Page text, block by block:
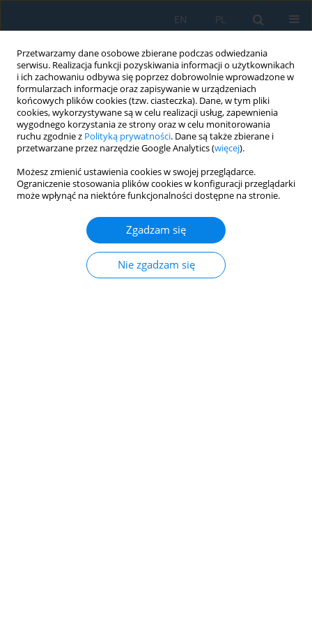
Przetwarzamy dane osobowe zbierane podczas odwiedzania
serwisu. Realizacja funkcji pozyskiwania informacji o użytkownikach
i ich zachowaniu odbywa się poprzez dobrowolnie wprowadzone w
formularzach informacje oraz zapisywanie w urządzeniach
końcowych plików cookies (tzw. ciasteczka). Dane, w tym pliki
cookies, wykorzystywane są w celu realizacji usług, zapewnienia
wygodnego korzystania ze strony oraz w celu monitorowania
ruchu zgodnie z Polityką prywatności. Dane są także zbierane i
przetwarzane przez narzędzie Google Analytics (więcej).
Możesz zmienić ustawienia cookies w swojej przeglądarce.
Ograniczenie stosowania plików cookies w konfiguracji przeglądarki
może wpłynąć na niektóre funkcjonalności dostępne na stronie.
Zgadzam się
Nie zgadzam się
PL
EN
AutorMiroslav Nagy
Design and verification of the methodology for
determining the hybrid drive architecture for
groups of mobile working machines
Ladislav Gulan,Peter Holub,Nikoleta Mikušová
Nikoleta Mikušová
Adv. Sci. Technol. Res. J. 2025; 19(4):342-348